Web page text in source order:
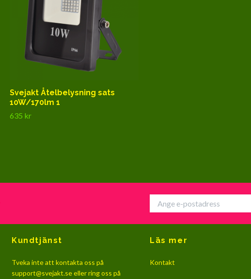
Svejakt Åtelbelysning sats
10W/170lm 1
635 kr
Kundtjänst
Tveka inte att kontakta oss på
support@svejakt.seeller ring oss på
Läs mer
Kontakt